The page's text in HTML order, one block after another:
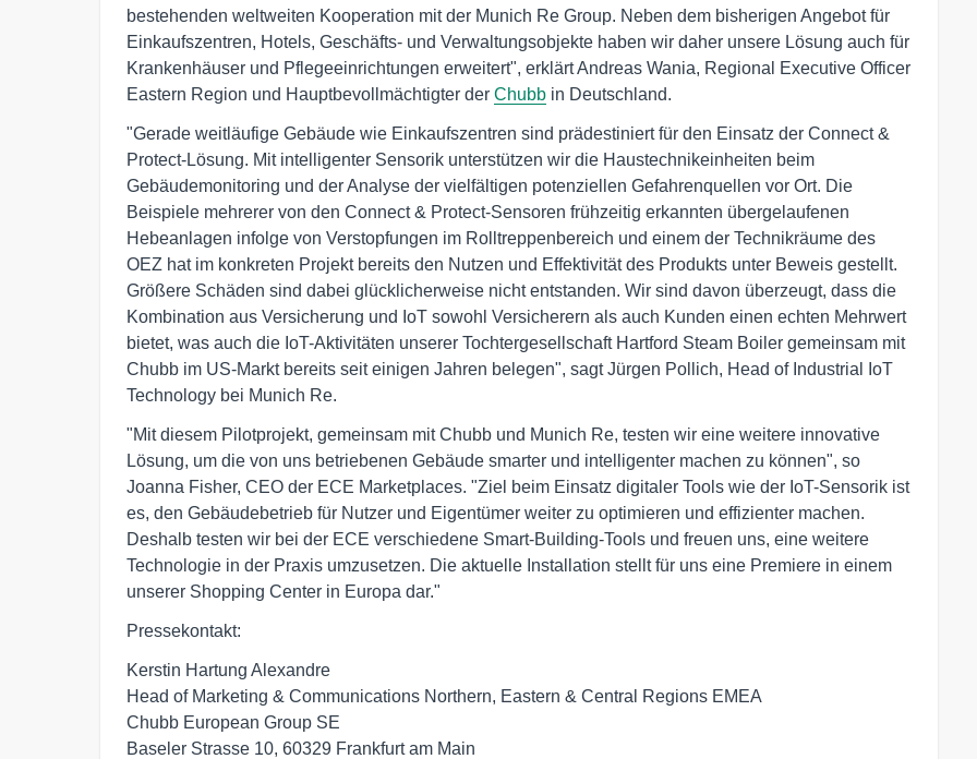
bestehenden weltweiten Kooperation mit der Munich Re Group. Neben dem bisherigen Angebot für
Einkaufszentren, Hotels, Geschäfts- und Verwaltungsobjekte haben wir daher unsere Lösung auch für
Krankenhäuser und Pflegeeinrichtungen erweitert", erklärt Andreas Wania, Regional Executive Officer
Eastern Region und Hauptbevollmächtigter der Chubb in Deutschland.
"Gerade weitläufige Gebäude wie Einkaufszentren sind prädestiniert für den Einsatz der Connect &
Protect-Lösung. Mit intelligenter Sensorik unterstützen wir die Haustechnikeinheiten beim
Gebäudemonitoring und der Analyse der vielfältigen potenziellen Gefahrenquellen vor Ort. Die
Beispiele mehrerer von den Connect & Protect-Sensoren frühzeitig erkannten übergelaufenen
Hebeanlagen infolge von Verstopfungen im Rolltreppenbereich und einem der Technikräume des
OEZ hat im konkreten Projekt bereits den Nutzen und Effektivität des Produkts unter Beweis gestellt.
Größere Schäden sind dabei glücklicherweise nicht entstanden. Wir sind davon überzeugt, dass die
Kombination aus Versicherung und IoT sowohl Versicherern als auch Kunden einen echten Mehrwert
bietet, was auch die IoT-Aktivitäten unserer Tochtergesellschaft Hartford Steam Boiler gemeinsam mit
Chubb im US-Markt bereits seit einigen Jahren belegen", sagt Jürgen Pollich, Head of Industrial IoT
Technology bei Munich Re.
"Mit diesem Pilotprojekt, gemeinsam mit Chubb und Munich Re, testen wir eine weitere innovative
Lösung, um die von uns betriebenen Gebäude smarter und intelligenter machen zu können", so
Joanna Fisher, CEO der ECE Marketplaces. "Ziel beim Einsatz digitaler Tools wie der IoT-Sensorik ist
es, den Gebäudebetrieb für Nutzer und Eigentümer weiter zu optimieren und effizienter machen.
Deshalb testen wir bei der ECE verschiedene Smart-Building-Tools und freuen uns, eine weitere
Technologie in der Praxis umzusetzen. Die aktuelle Installation stellt für uns eine Premiere in einem
unserer Shopping Center in Europa dar."
Pressekontakt:
Kerstin Hartung Alexandre
Head of Marketing & Communications Northern, Eastern & Central Regions EMEA
Chubb European Group SE
Baseler Strasse 10, 60329 Frankfurt am Main